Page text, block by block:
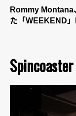
Rommy
た「WEEKEND」